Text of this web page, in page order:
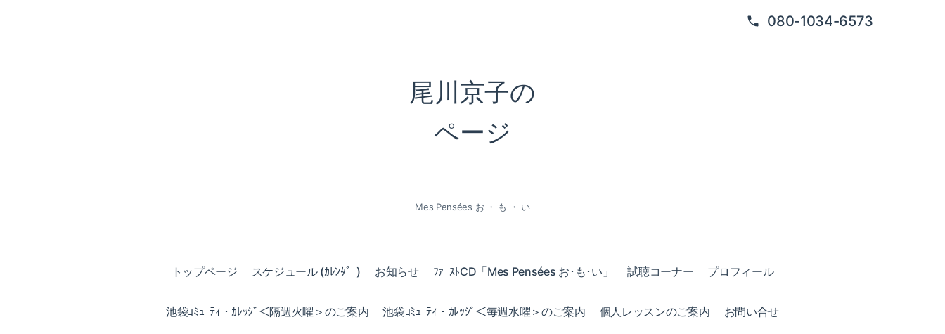
080-1034-6573
尾川京子の
ページ
Mes Pensées お ・ も ・ い
トップページ スケジュール (ｶﾚﾝﾀﾞｰ) お知らせ ﾌｧｰｽﾄCD「Mes Pensées お･も･い」 試聴コーナー プロフィール
池袋ｺﾐｭﾆﾃｨ・ｶﾚｯｼﾞ＜隔週火曜＞のご案内 池袋ｺﾐｭﾆﾃｨ・ｶﾚｯｼﾞ＜毎週水曜＞のご案内 個人レッスンのご案内 お問い合せ